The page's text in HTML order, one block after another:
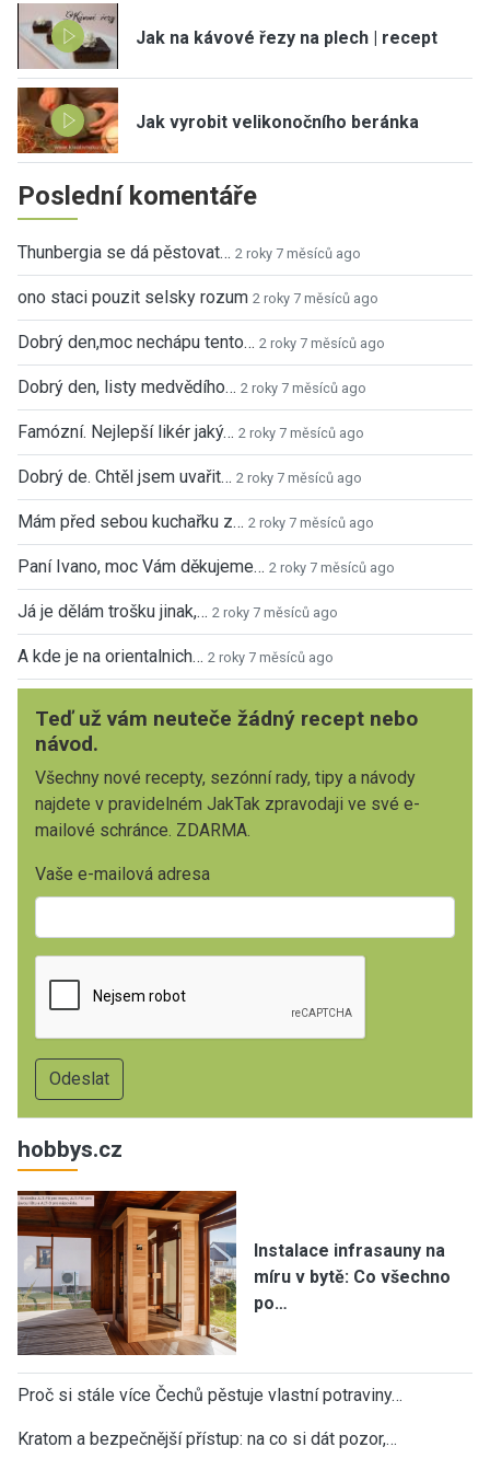
Jak na kávové řezy na plech | recept
Jak vyrobit velikonočního beránka
Poslední komentáře
Thunbergia se dá pěstovat… 2 roky 7 měsíců ago
ono staci pouzit selsky rozum 2 roky 7 měsíců ago
Dobrý den,moc nechápu tento… 2 roky 7 měsíců ago
Dobrý den, listy medvědího… 2 roky 7 měsíců ago
Famózní. Nejlepší likér jaký… 2 roky 7 měsíců ago
Dobrý de. Chtěl jsem uvařit… 2 roky 7 měsíců ago
Mám před sebou kuchařku z… 2 roky 7 měsíců ago
Paní Ivano, moc Vám děkujeme… 2 roky 7 měsíců ago
Já je dělám trošku jinak,… 2 roky 7 měsíců ago
A kde je na orientalnich… 2 roky 7 měsíců ago
Teď už vám neuteče žádný recept nebo
návod.
Všechny nové recepty, sezónní rady, tipy a návody
najdete v pravidelném JakTak zpravodaji ve své e-
mailové schránce. ZDARMA.
Vaše e-mailová adresa
hobbys.cz
Instalace infrasauny na
míru v bytě: Co všechno
po…
Proč si stále více Čechů pěstuje vlastní potraviny…
Kratom a bezpečnější přístup: na co si dát pozor,…